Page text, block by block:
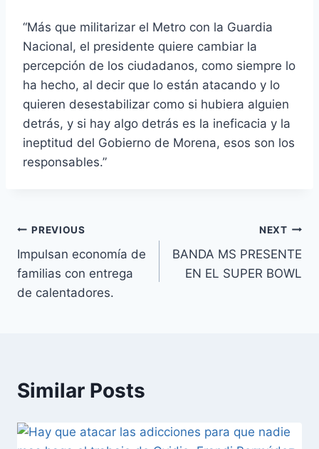
“Más que militarizar el Metro con la Guardia
Nacional, el presidente quiere cambiar la
percepción de los ciudadanos, como siempre lo
ha hecho, al decir que lo están atacando y lo
quieren desestabilizar como si hubiera alguien
detrás, y si hay algo detrás es la ineficacia y la
ineptitud del Gobierno de Morena, esos son los
responsables.”
PREVIOUS
Impulsan economía de
familias con entrega
de calentadores.
NEXT
BANDA MS PRESENTE
EN EL SUPER BOWL
Similar Posts